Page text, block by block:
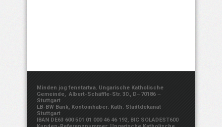
Minden jog fenntartva. Ungarische Katholische
Gemeinde, Albert-Schäffle-Str. 30., D–70186 –
Stuttgart
LB-BW Bank, Kontoinhaber: Kath. Stadtdekanat
Stuttgart
IBAN DE63 600 501 01 000 46 46 192, BIC SOLADEST600